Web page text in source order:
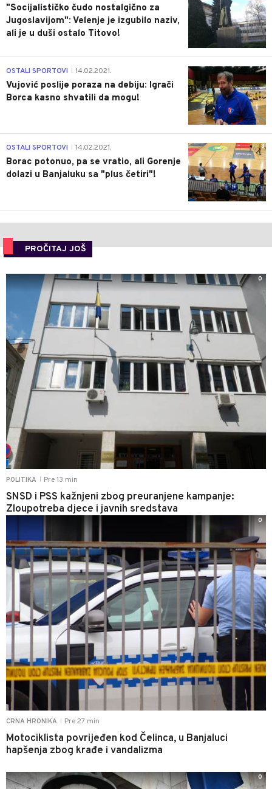
"Socijalističko čudo nostalgično za
Jugoslavijom": Velenje je izgubilo naziv,
ali je u duši ostalo Titovo!
1
OSTALI SPORTOVI 14.02.2021.
Vujović poslije poraza na debiju: Igrači
Borca kasno shvatili da mogu!
3
OSTALI SPORTOVI 14.02.2021.
Borac potonuo, pa se vratio, ali Gorenje
dolazi u Banjaluku sa "plus četiri"!
PROČITAJ JOŠ
POLITIKA Pre 13 min
SNSD i PSS kažnjeni zbog preuranjene kampanje:
Zloupotreba djece i javnih sredstava
0
CRNA HRONIKA Pre 27 min
Motociklista povrijeđen kod Čelinca, u Banjaluci
hapšenja zbog krađe i vandalizma
0
0